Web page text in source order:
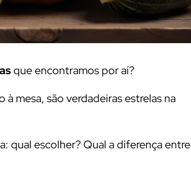
que encontramos por aí?
mesa, são verdadeiras estrelas na
qual escolher? Qual a diferença entre